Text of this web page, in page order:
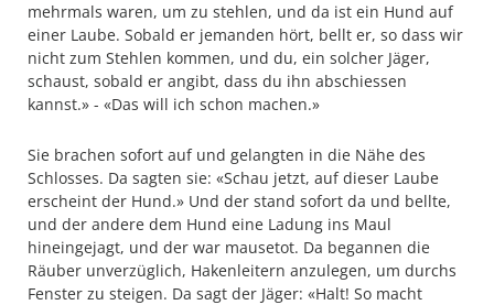
mehrmals waren, um zu stehlen, und da ist ein Hund auf
einer Laube. Sobald er jemanden hört, bellt er, so dass wir
nicht zum Stehlen kommen, und du, ein solcher Jäger,
schaust, sobald er angibt, dass du ihn abschiessen
kannst.» - «Das will ich schon machen.»
Sie brachen sofort auf und gelangten in die Nähe des
Schlosses. Da sagten sie: «Schau jetzt, auf dieser Laube
erscheint der Hund.» Und der stand sofort da und bellte,
und der andere dem Hund eine Ladung ins Maul
hineingejagt, und der war mausetot. Da begannen die
Räuber unverzüglich, Hakenleitern anzulegen, um durchs
Fenster zu steigen. Da sagt der Jäger: «Halt! So macht